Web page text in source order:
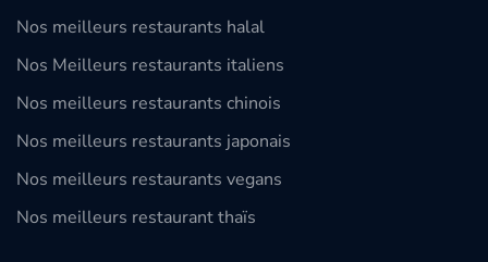
Nos meilleurs restaurants halal
Nos Meilleurs restaurants italiens
Nos meilleurs restaurants chinois
Nos meilleurs restaurants japonais
Nos meilleurs restaurants vegans
Nos meilleurs restaurant thaïs